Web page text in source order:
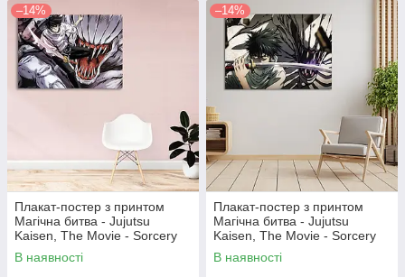
–14%
Плакат-постер з принтом
Магічна битва - Jujutsu
Kaisen, The Movie - Sorcery
Fight - Оккоцу Юта - Ріка
Орімото 6
В наявності
–14%
Плакат-постер з принтом
Магічна битва - Jujutsu
Kaisen, The Movie - Sorcery
Fight - Оккоцу Юта - Ріка
Орімото 10
В наявності